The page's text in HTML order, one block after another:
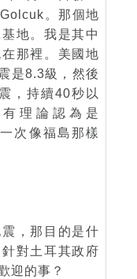
。那個地
地。我是其中
那裡。美國地
是8.3級，然後
，持續40秒以
理論認為是
次像福島那樣
，那目的是什
對土耳其政府
迎的事？